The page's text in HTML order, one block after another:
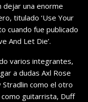
dejar una enorme
titulado ‘Use Your
cuando fue publicado
And Let Die’.
varios integrantes,
a dudas Axl Rose
como el otro
guitarrista, Duff